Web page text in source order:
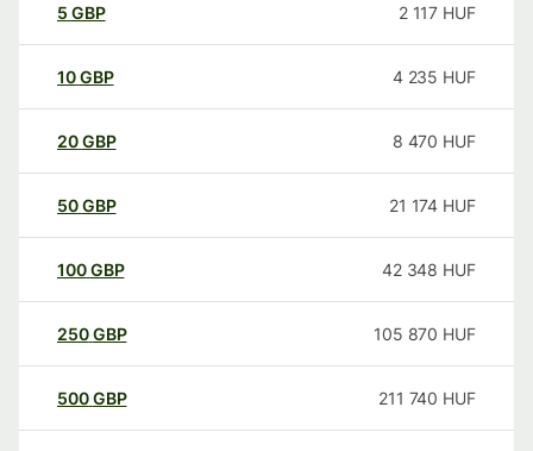
5 GBP 2 117 HUF
10GBP 4 235 HUF
20GBP 8 470 HUF
50GBP 21 174 HUF
100GBP 42 348 HUF
250GBP 105 870 HUF
500GBP 211 740 HUF